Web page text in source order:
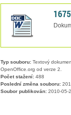
Typ souboru:Textový
OpenOffice.org od verze 2.
Počet stažení:488
Poslední změna souboru:
Soubor publikován:2010-05-